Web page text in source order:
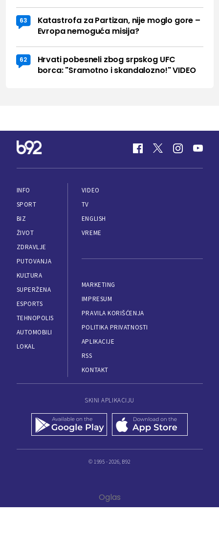
63
Katastrofa za Partizan, nije moglo gore –
Evropa nemoguća misija?
62
Hrvati pobesneli zbog srpskog UFC
borca: "Sramotno i skandalozno!" VIDEO
INFO
SPORT
BIZ
ŽIVOT
ZDRAVLJE
PUTOVANJA
KULTURA
SUPERŽENA
ESPORTS
TEHNOPOLIS
AUTOMOBILI
LOKAL
VIDEO
TV
ENGLISH
VREME
MARKETING
IMPRESUM
PRAVILA KORIŠĆENJA
POLITIKA PRIVATNOSTI
APLIKACIJE
RSS
KONTAKT
SKINI APLIKACIJU
© 1995 - 2026, B92